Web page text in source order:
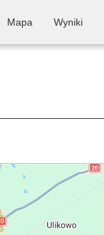
Mapa Wyniki